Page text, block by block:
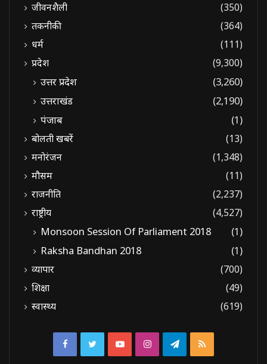
जीवनशैली
(350)
तकनीकी
(364)
धर्म
(111)
प्रदेश
(9,300)
उत्तर प्रदेश
(3,260)
उत्तराखंड
(2,190)
पंजाब
(1)
बोलती खबरें
(13)
मनोरंजन
(1,348)
मौसम
(11)
राजनीति
(2,237)
राष्ट्रीय
(4,527)
Monsoon Session Of Parliament 2018
(1)
Raksha Bandhan 2018
(1)
व्यापार
(700)
शिक्षा
(49)
स्वास्थ्य
(619)
FacebookTwitterYouTubeInstagramTelegram
RSS